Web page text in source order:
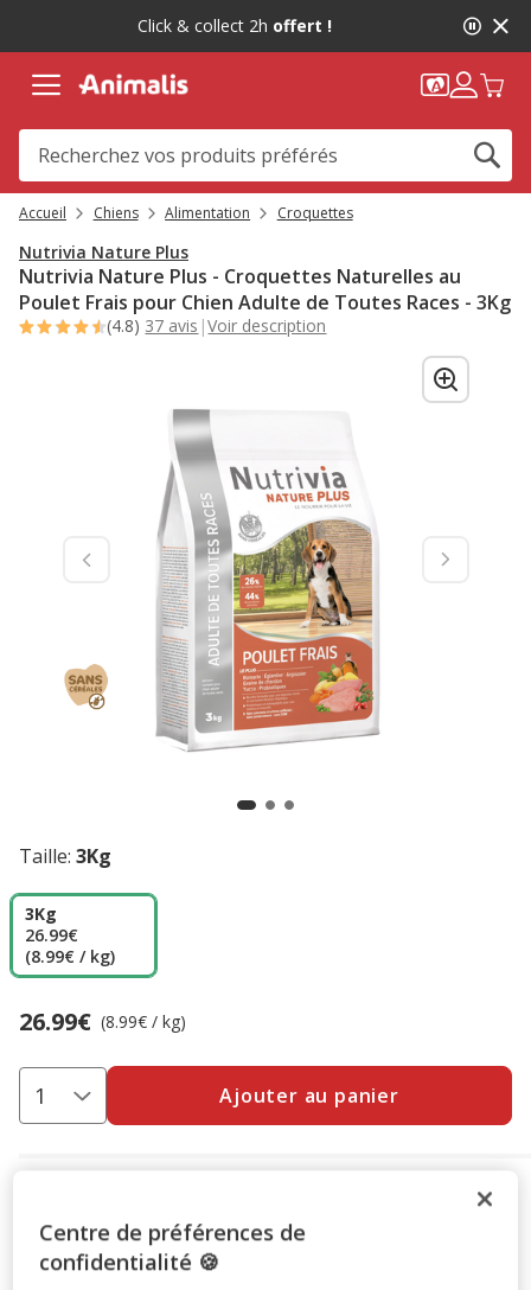
message,
Click & collect 2h offert !
Accueil Chiens Alimentation Croquettes
Nutrivia Nature Plus
Nutrivia Nature Plus - Croquettes Naturelles au
Poulet Frais pour Chien Adulte de Toutes Races - 3Kg
(4.8) 37 avis |Voir description
Taille: 3Kg
3Kg
26.99€
(8.99€ / kg)
Prix 26.99€, 8.99 EUR par kg
26.99€ (8.99€ / kg)
Ajouter au panier
Détails livraison
Retrait en magasin
Disponible
Voir la disponibilité en magasin
Centre de préférences de
confidentialité 🍪